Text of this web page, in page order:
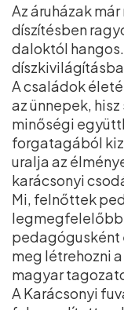
Az áruházak
díszítésben
daloktól
A családok
az ünnepek,
minőségi
forgatagából
uralja az
karácsonyi
Mi, felnőttek
legmegfelelőbb
pedagógusként
meg létrehozni
magyar
A Karácsonyi